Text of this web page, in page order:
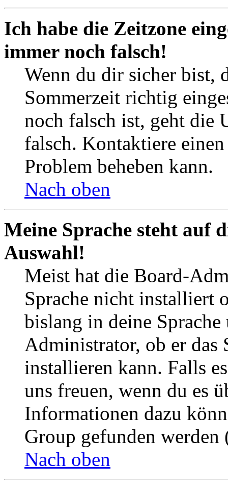
Ich habe die Zeitzone
immer noch falsch!
Wenn du dir sicher bist,
Sommerzeit richtig
noch falsch ist, geht die
falsch. Kontaktiere
Problem beheben kann.
Nach oben
Meine Sprache steht auf
Auswahl!
Meist hat die Board-
Sprache nicht installiert
bislang in deine
Administrator, ob er das
installieren kann. Falls
uns freuen, wenn du es
Informationen dazu
Group gefunden
Nach oben